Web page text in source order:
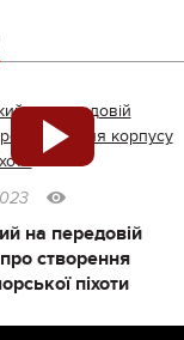
на передовій
створення
піхоти